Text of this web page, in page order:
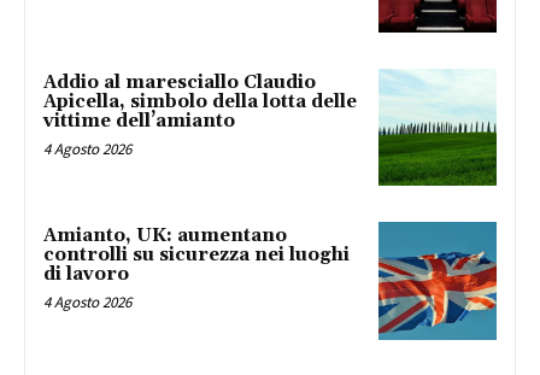
Addio al maresciallo Claudio
Apicella, simbolo della lotta delle
vittime dell’amianto
4 Agosto 2026
Amianto, UK: aumentano
controlli su sicurezza nei luoghi
di lavoro
4 Agosto 2026